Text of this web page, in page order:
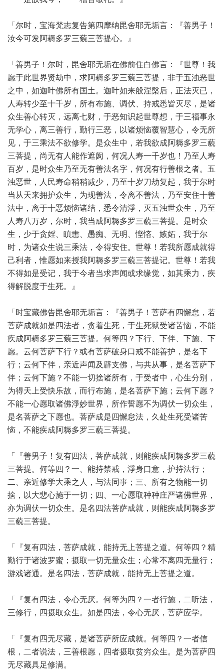
「尔时，宝海梵志复告第四摩纳毘舍耶无垢言：『善男子！
汝今可发阿耨多罗三藐三菩提心。』
「善男子！尔时，毘舍耶无垢在佛前住白佛言：『世尊！我
愿于此世界贤劫中，求阿耨多罗三藐三菩提，非于五浊恶世
之中，如迦叶佛所有国土。迦叶如来般涅槃后，正法灭已，
人寿转少至十千岁，所有布施、调伏、持戒悉皆灭尽，是诸
众生善心转灭，远离七财，于恶知识起世尊想，于三福事永
无学心，离三善行，勤行三恶，以诸烦恼覆智慧心，令无所
见，于三乘法不欲修学。是众生中，若我欲成阿耨多罗三藐
三菩提，尚无有人能作遮阂，何况人寿一千岁也！乃至人寿
百岁，是时众生乃至无有善法名字，何况有行善根之者。五
浊恶世，人民寿命稍稍减少，乃至十岁刀劫复起，我于尔时
当从天来拥护众生，为现善法，令离不善法，乃至安住十善
法中，离于十恶烦恼诸结，悉令清淨，灭五浊世众生，乃至
人寿八万岁，尔时，我当成阿耨多罗三藐三菩提。是时众
生，少于贪婬、瞋恚、愚痴、无明、悭悋、嫉妬，我于尔
时，为诸众生说三乘法，令得安住。世尊！若我所愿成就得
己利者，惟愿如来授我阿耨多罗三藐三菩提记。世尊！若我
不得如是受记，我于今者当求声闻或求缘觉，如其乘力，疾
得解脱度于生死。』
「时宝藏佛告毘舍耶无垢言：『善男子！菩萨有四懈怠，若
菩萨成就如是四法者，贪着生死，于生死狱受诸苦恼，不能
疾成阿耨多罗三藐三菩提。何等四？下行、下伴、下施、下
愿。云何菩萨下行？或有菩萨破身口戒不能善护，是名下
行；云何下伴，亲近声闻及辟支佛，与共从事，是名菩萨下
伴；云何下施？不能一切捨诸所有，于受者中，心生分别，
为得天上受快乐故，而行布施，是名菩萨下施；云何下愿？
不能一心愿取诸佛淨妙世界，所作誓愿不为调伏一切众生，
是名菩萨之下愿也。菩萨成是四懈怠法，久处生死受诸苦
恼，不能疾成阿耨多罗三藐三菩提。
「『善男子！复有四法，菩萨成就，则能疾成阿耨多罗三藐
三菩提。何等四？一、能持禁戒，淨身口意，护持法行；
二、亲近修学大乘之人，与法同事；三、所有之物能一切
捨，以大悲心施于一切；四、一心愿取种种庄严诸佛世界，
亦为调伏一切众生。是名四法菩萨成就，则能疾成阿耨多罗
三藐三菩提。
「『复有四法，菩萨成就，能持无上菩提之道。何等四？精
勤行于诸波罗蜜；摄取一切无量众生；心常不离四无量行；
游戏诸通。是名四法，菩萨成就，能持无上菩提之道。
「『复有四法，令心无厌。何等为四？一者行施，二听法，
三修行，四摄取众生。如是四法，令心无厌，菩萨应学。
「『复有四无尽藏，是诸菩萨所应成就。何等四？一者信
根，二者说法，三善根愿，四者摄取贫穷众生。是为菩萨四
无尽藏具足修满。